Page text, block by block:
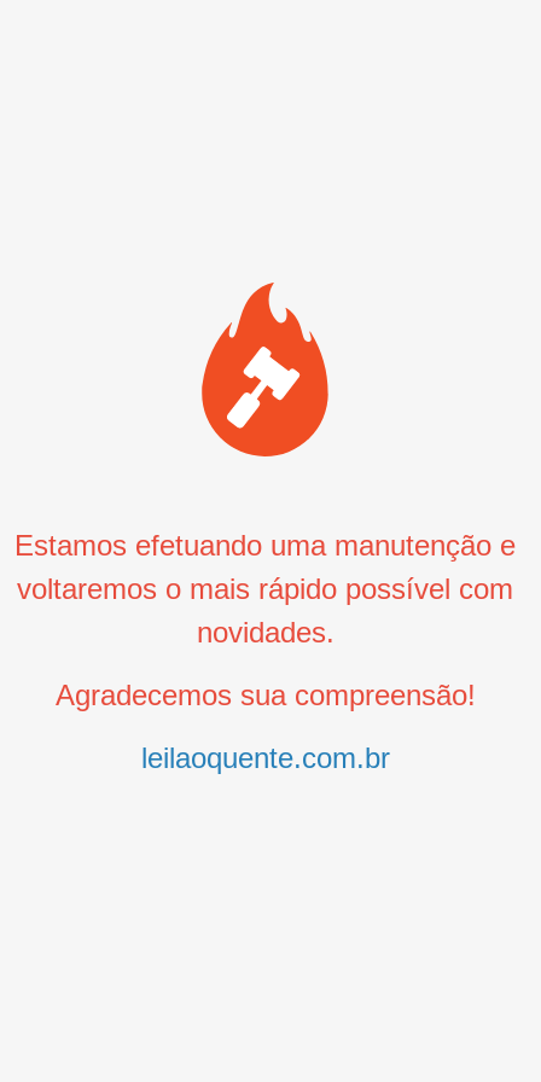
Estamos efetuando uma manutenção e
voltaremos o mais rápido possível com
novidades.
Agradecemos sua compreensão!
leilaoquente.com.br